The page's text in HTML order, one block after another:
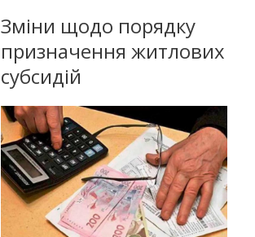
Зміни щодо порядку
призначення житлових
субсидій